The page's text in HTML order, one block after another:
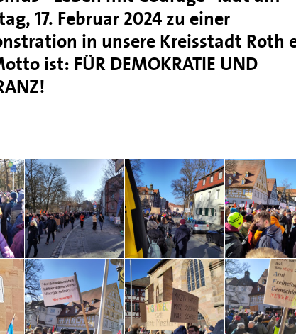
17. Februar 2024 zu einer
in unsere Kreisstadt Roth
ist: FÜR DEMOKRATIE UND